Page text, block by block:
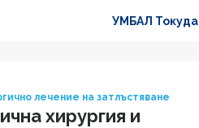
УМБАЛ Токуда
лечение на затлъстяване
хирургия и